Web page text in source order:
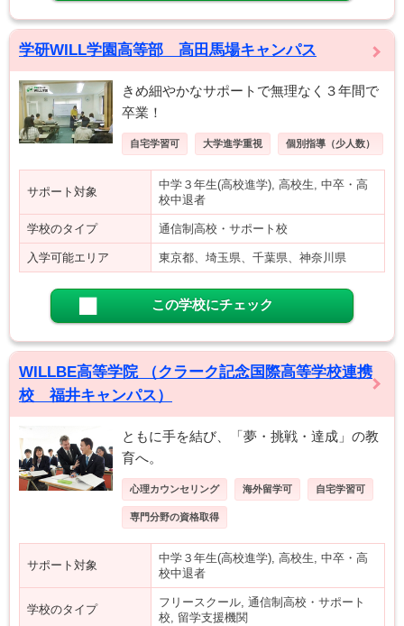
学研WILL学園高等部 高田馬場キャンパス
きめ細やかなサポートで無理なく３年間で
卒業！
自宅学習可 大学進学重視 個別指導（少人数）
サポート対象
中学３年生(高校進学), 高校生, 中卒・高
校中退者
学校のタイプ 通信制高校・サポート校
入学可能エリア 東京都、埼玉県、千葉県、神奈川県
この学校にチェック
WILLBE高等学院 （クラーク記念国際高等学校連携
校 福井キャンパス）
ともに手を結び、「夢・挑戦・達成」の教
育へ。
心理カウンセリング 海外留学可 自宅学習可
専門分野の資格取得
サポート対象
中学３年生(高校進学), 高校生, 中卒・高
校中退者
学校のタイプ
フリースクール, 通信制高校・サポート
校, 留学支援機関